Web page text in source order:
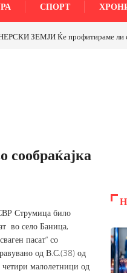
СПОРТ
Ќе профитираме ли со
сообраќајка
Струмица било
во село Баница,
пасат“ со
од В.С.(38) од
малолетници од